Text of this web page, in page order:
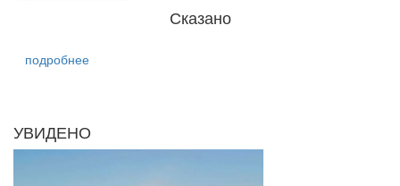
Сказано
подробнее
УВИДЕНО